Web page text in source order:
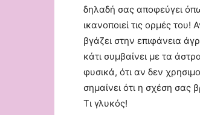
δηλαδή σας αποφεύγει
ικανοποιεί τις ορμές
βγάζει στην επιφάνεια
κάτι συμβαίνει με τα
φυσικά, ότι αν δεν
σημαίνει ότι η σχέση σας
Τι γλυκός!